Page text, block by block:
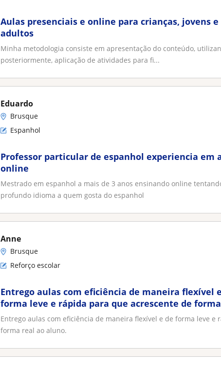
Aulas presenciais e online para crianças, jovens e
adultos
Minha metodologia consiste em apresentação do conteúdo,
posteriormente, aplicação de atividades para fi...
Eduardo
Brusque
Espanhol
Professor particular de espanhol experiencia em
online
Mestrado em espanhol a mais de 3 anos ensinando online
profundo idioma a quem gosta do espanhol
Anne
Brusque
Reforço escolar
Entrego aulas com eficiência de maneira flexível
forma leve e rápida para que acrescente de
ao aluno
Entrego aulas com eficiência de maneira flexível e de forma leve e
forma real ao aluno.